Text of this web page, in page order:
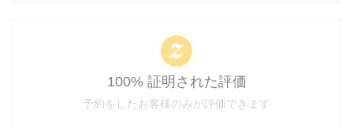
100% 証明された評価
予約をしたお客様のみが評価できます